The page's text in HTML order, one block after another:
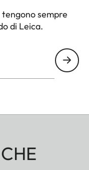
sempre
di Leica.